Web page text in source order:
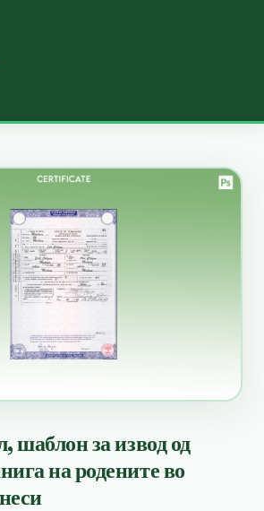
шаблон за извод од
на родените во